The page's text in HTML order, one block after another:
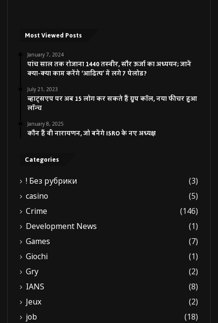
Most Viewed Posts
January 7, 2024
पांच साल तक रोजाना 1440 तस्वीर, सौर ऊर्जा का अध्ययन; जानें
क्या-क्या काम करेंगे ‘आदित्य’ में लगे 7 पेलोड?
July 21, 2023
व्हाट्सएप पर अब 15 लोग कर सकते हैं ग्रुप कॉल, नया फीचर हुआ
लॉन्च
January 8, 2025
कौन हैं वी नारायणन, जो बनेंगे ISRO के नए अध्यक्ष
Categories
! Без рубрики
(3)
casino
(5)
Crime
(146)
Development News
(1)
Games
(7)
Giochi
(1)
Gry
(2)
IANS
(8)
Jeux
(2)
job
(18)